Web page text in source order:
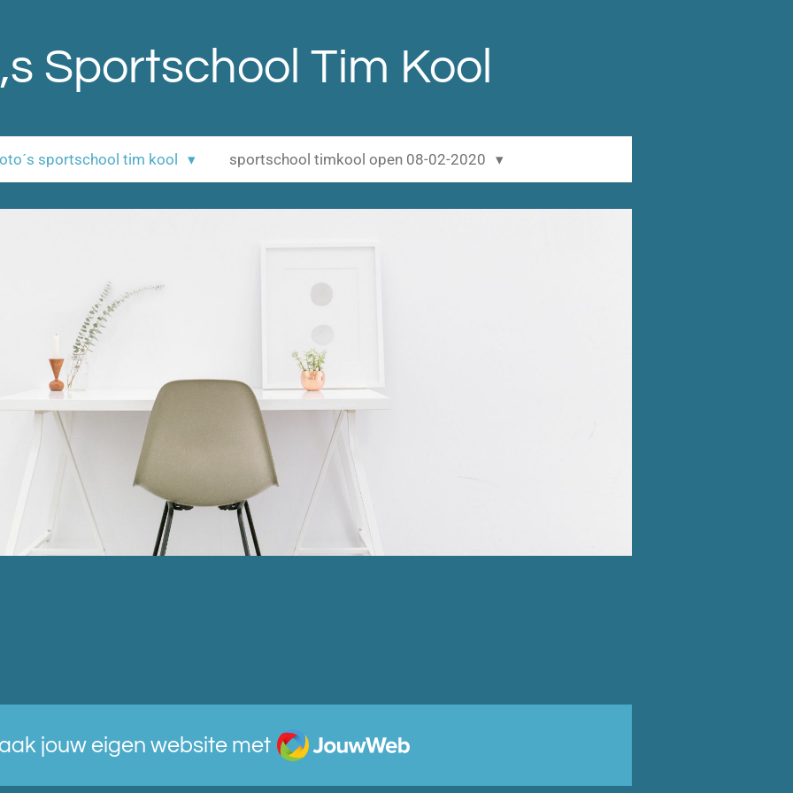
Sportschool Tim Kool
sportschool tim kool sportschool timkool open 08-02-2020
jouw eigen website met
JouwWeb